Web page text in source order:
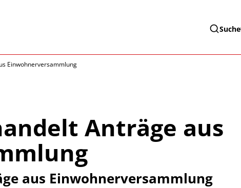
Suche
Einwohnerversammlung
Anträge aus
aus Einwohnerversammlung